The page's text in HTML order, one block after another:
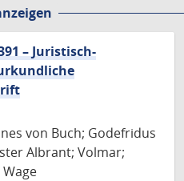
– Juristisch-
von Buch; Godefridus
Albrant; Volmar;